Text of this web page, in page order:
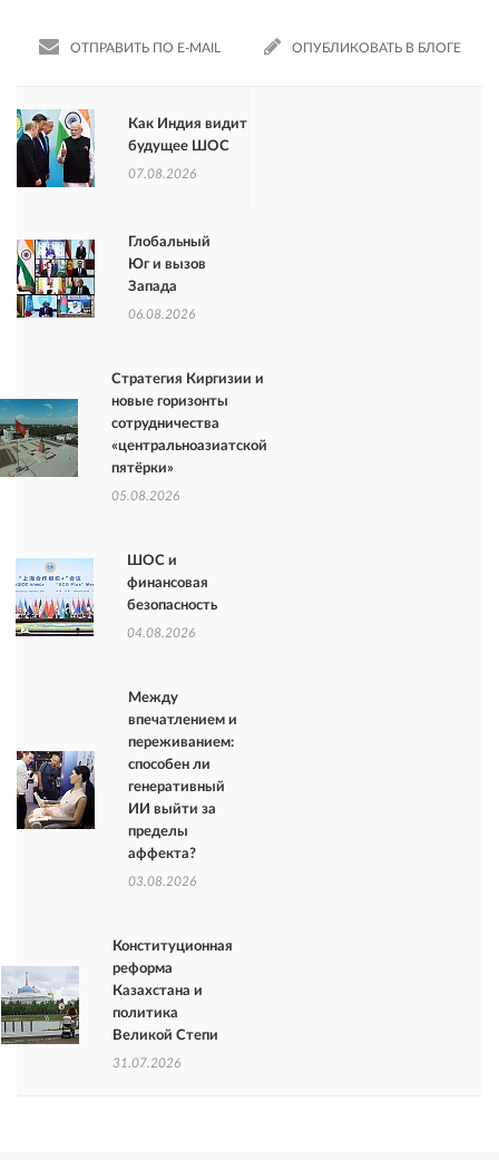
ОТПРАВИТЬ ПО E-MAIL ОПУБЛИКОВАТЬ В БЛОГЕ
Как Индия видит
будущее ШОС
07.08.2026
Глобальный
Юг и вызов
Запада
06.08.2026
Стратегия Киргизии и
новые горизонты
сотрудничества
«центральноазиатской
пятёрки»
05.08.2026
ШОС и
финансовая
безопасность
04.08.2026
Между
впечатлением и
переживанием:
способен ли
генеративный
ИИ выйти за
пределы
аффекта?
03.08.2026
Конституционная
реформа
Казахстана и
политика
Великой Степи
31.07.2026